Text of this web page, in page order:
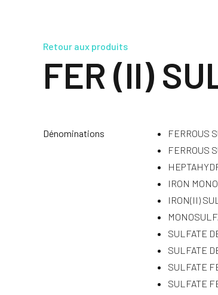
Retour aux produits
FER (II)
Dénominations
FERROUS
FERROUS
IRON
IRON(II)
SULFATE
SULFATE
SULFATE
SULFATE